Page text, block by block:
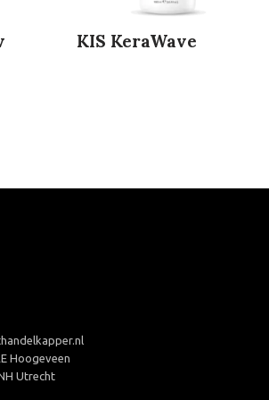
KIS KeraWave
Hoogeveen
Utrecht